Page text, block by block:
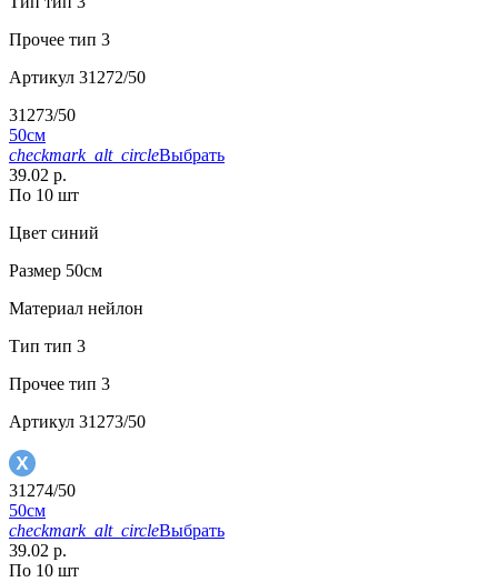
Прочее тип 3
Артикул 31272/50
31273/50
50см
checkmark_alt_circleВыбрать
39.02 р.
По 10 шт
Цвет синий
Размер 50см
Материал нейлон
Тип тип 3
Прочее тип 3
Артикул 31273/50
31274/50
50см
checkmark_alt_circleВыбрать
39.02 р.
По 10 шт